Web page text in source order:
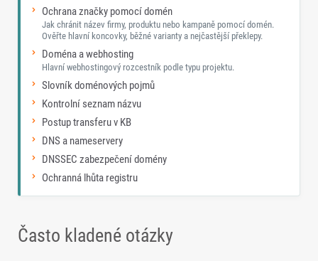
Ochrana značky pomocí domén
Jak chránit název firmy, produktu nebo kampaně pomocí domén.
Ověřte hlavní koncovky, běžné varianty a nejčastější překlepy.
Doména a webhosting
Hlavní webhostingový rozcestník podle typu projektu.
Slovník doménových pojmů
Kontrolní seznam názvu
Postup transferu v KB
DNS a nameservery
DNSSEC zabezpečení domény
Ochranná lhůta registru
Často kladené otázky